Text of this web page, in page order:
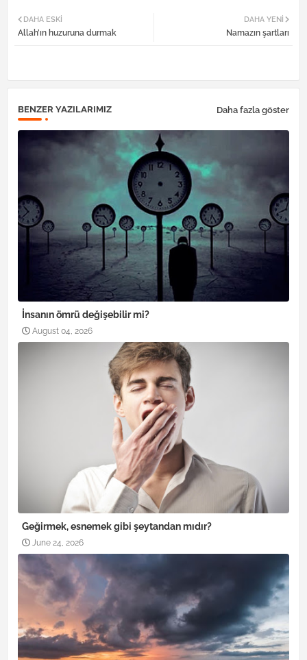
DAHA YENI
Namazın şartları
DAHA ESKI
Allah’ın huzuruna durmak
BENZER YAZILARIMIZ Daha fazla göster
İnsanın ömrü değişebilir mi?
August 04, 2026
Geğirmek, esnemek gibi şeytandan mıdır?
June 24, 2026